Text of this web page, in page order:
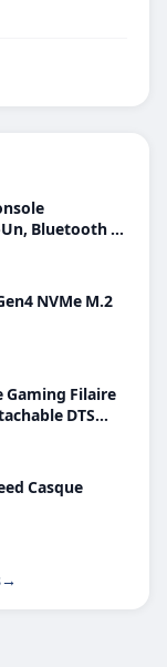
Bluetooth et
NVMe M.2
Gaming Filaire
DTS
Casque
→